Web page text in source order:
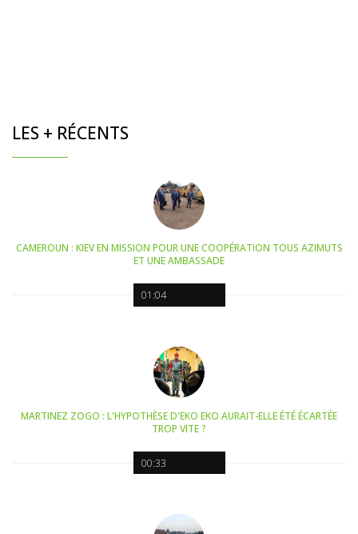
LES + RÉCENTS
01:04
CAMEROUN : KIEV EN MISSION POUR UNE COOPÉRATION TOUS AZIMUTS
ET UNE AMBASSADE
00:33
MARTINEZ ZOGO : L'HYPOTHÈSE D'EKO EKO AURAIT-ELLE ÉTÉ ÉCARTÉE
TROP VITE ?